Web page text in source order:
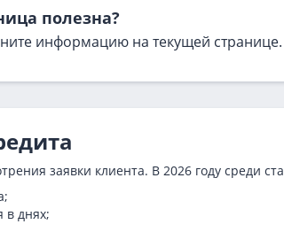
полезна?
информацию на текущей странице.
заявки клиента. В 2026 году среди
в днях;